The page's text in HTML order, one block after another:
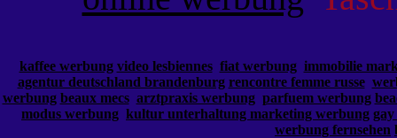
kaffee werbung video lesbiennes fiat werbung immobilie
agentur deutschland brandenburg rencontre femme russe
werbung beaux mecs arztpraxis werbung parfuem werbung
modus werbung kultur unterhaltung marketing werbung gay
werbung fernsehen